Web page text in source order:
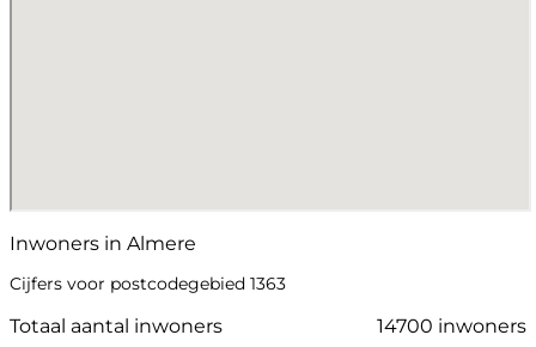
Inwoners in Almere
Cijfers voor postcodegebied 1363
Totaal aantal inwoners
14700 inwoners